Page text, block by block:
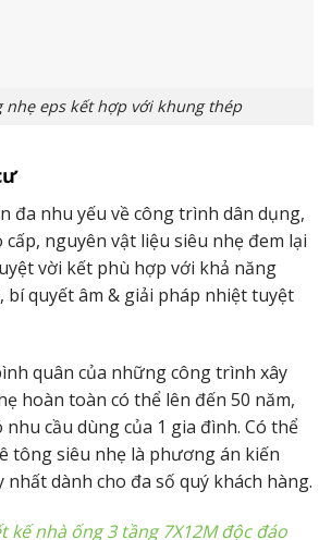
nhất của bê tông nhẹ.
sức nóng tiêu biểu vượt trội
siêu nhẹ ngày càng đc ứng dụng
số công trình xây dựng xây cất.
ứng dụng tường bê tông siêu nhẹ
Công phần móng hệ thống chịu
làm tường bao, vách ngăn.
nhẹ eps kết hợp với khung thép
đa nhu yếu về công trình dân dụng,
cấp, nguyên vật liệu siêu nhẹ đem lại
vời kết phù hợp với khả năng
bí quyết âm & giải pháp nhiệt tuyệt
quân của những công trình xây
hoàn toàn có thể lên đến 50 năm,
cầu dùng của 1 gia đình. Có thể
tông siêu nhẹ là phương án kiến
dành cho đa số quý khách hàng.
kế nhà ống 3 tầng 7X12M độc đáo